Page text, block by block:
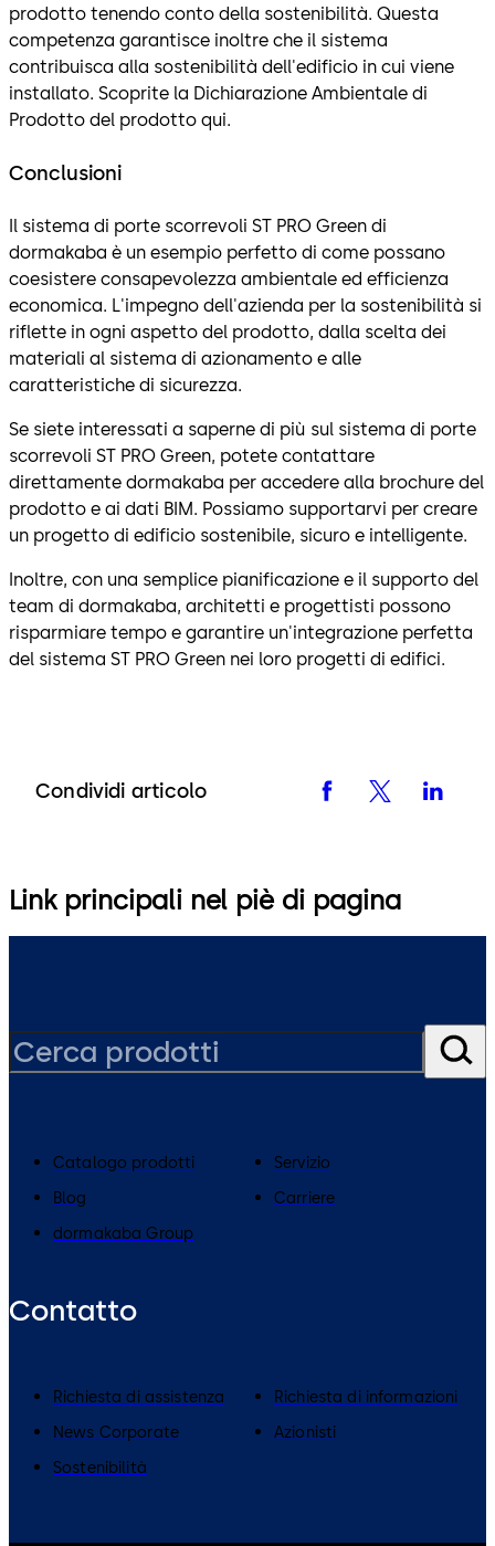
prodotto tenendo conto della sostenibilità. Questa
competenza garantisce inoltre che il sistema
contribuisca alla sostenibilità dell'edificio in cui viene
installato. Scoprite la Dichiarazione Ambientale di
Prodotto del prodotto qui.
Conclusioni
Il sistema di porte scorrevoli ST PRO Green di
dormakaba è un esempio perfetto di come possano
coesistere consapevolezza ambientale ed efficienza
economica. L'impegno dell'azienda per la sostenibilità si
riflette in ogni aspetto del prodotto, dalla scelta dei
materiali al sistema di azionamento e alle
caratteristiche di sicurezza.
Se siete interessati a saperne di più sul sistema di porte
scorrevoli ST PRO Green, potete contattare
direttamente dormakaba per accedere alla brochure del
prodotto e ai dati BIM. Possiamo supportarvi per creare
un progetto di edificio sostenibile, sicuro e intelligente.
Inoltre, con una semplice pianificazione e il supporto del
team di dormakaba, architetti e progettisti possono
risparmiare tempo e garantire un'integrazione perfetta
del sistema ST PRO Green nei loro progetti di edifici.
Condividi articolo
Link principali nel piè di pagina
Catalogo prodotti
Servizio
Blog
Carriere
dormakaba Group
Contatto
​Richiesta di assistenza
Richiesta di informazioni
News Corporate
Azionisti
Sostenibilità